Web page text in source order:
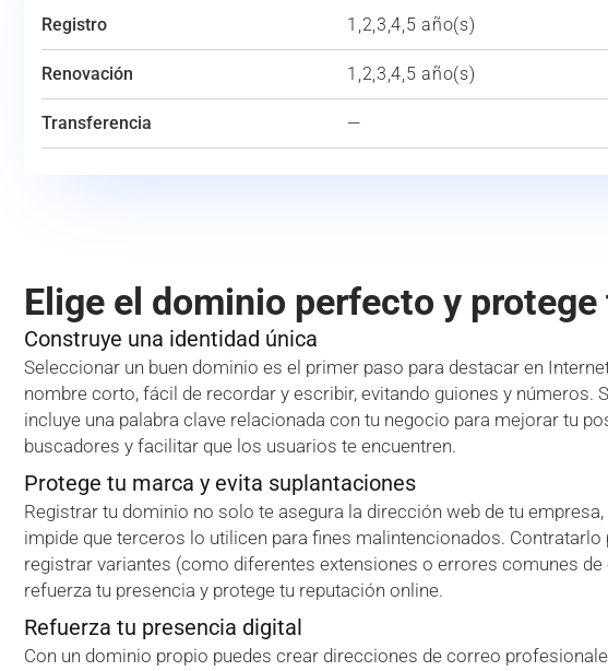
Registro 1,2,3,4,5 año(s)
Renovación 1,2,3,4,5 año(s)
Transferencia —
Elige el dominio perfecto y
Construye una identidad única
Seleccionar un buen dominio es el primer paso para destacar en
nombre corto, fácil de recordar y escribir, evitando guiones y números.
incluye una palabra clave relacionada con tu negocio para mejorar tu
buscadores y facilitar que los usuarios te encuentren.
Protege tu marca y evita suplantaciones
Registrar tu dominio no solo te asegura la dirección web de tu
impide que terceros lo utilicen para fines malintencionados. Contratarlo
registrar variantes (como diferentes extensiones o errores comunes de
refuerza tu presencia y protege tu reputación online.
Refuerza tu presencia digital
Con un dominio propio puedes crear direcciones de correo